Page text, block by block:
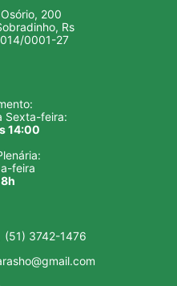
200
Rs
0001-27
Sexta-feira:
14:00
feira
(51) 3742-1476